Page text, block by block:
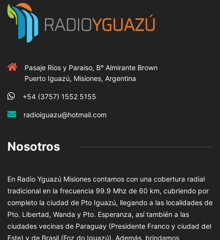
Pasaje Rios y Paraiso, B° Almirante Brown
Puerto Iguazú, Misiones, Argentina
+54 (3757) 1552 5155
radioiguazu@hotmail.com
Nosotros
En Radio Yguazú Misiones contamos con una cobertura radial
tradicional en la frecuencia 99.9 Mhz de 60 km, cubriendo por
completo la ciudad de Pto Iguazú, llegando a las localidades de
Pto. Libertad, Wanda y Pto. Esperanza, así también a las
ciudades vecinas de Paraguay (Presidente Franco y ciudad del
Este) y de Brasil (Foz do Iguazú). Además, brindamos